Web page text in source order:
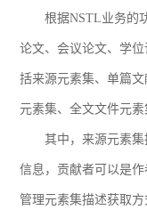
根据NSTL业务的
论文、会议论文、学
括来源元素集、单篇
元素集、全文文件元
其中，来源元素
信息，贡献者可以是
管理元素集描述获取